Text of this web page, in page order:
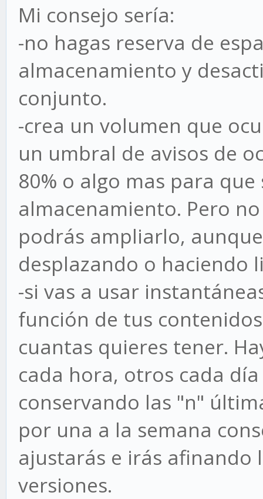
Mi consejo sería:
-no hagas reserva de
almacenamiento y
conjunto.
-crea un volumen que
un umbral de avisos de
80% o algo mas para
almacenamiento. Pero
podrás ampliarlo,
desplazando o haciendo
-si vas a usar
función de tus
cuantas quieres tener.
cada hora, otros cada
conservando las "n"
por una a la semana
ajustarás e irás afinando
versiones.